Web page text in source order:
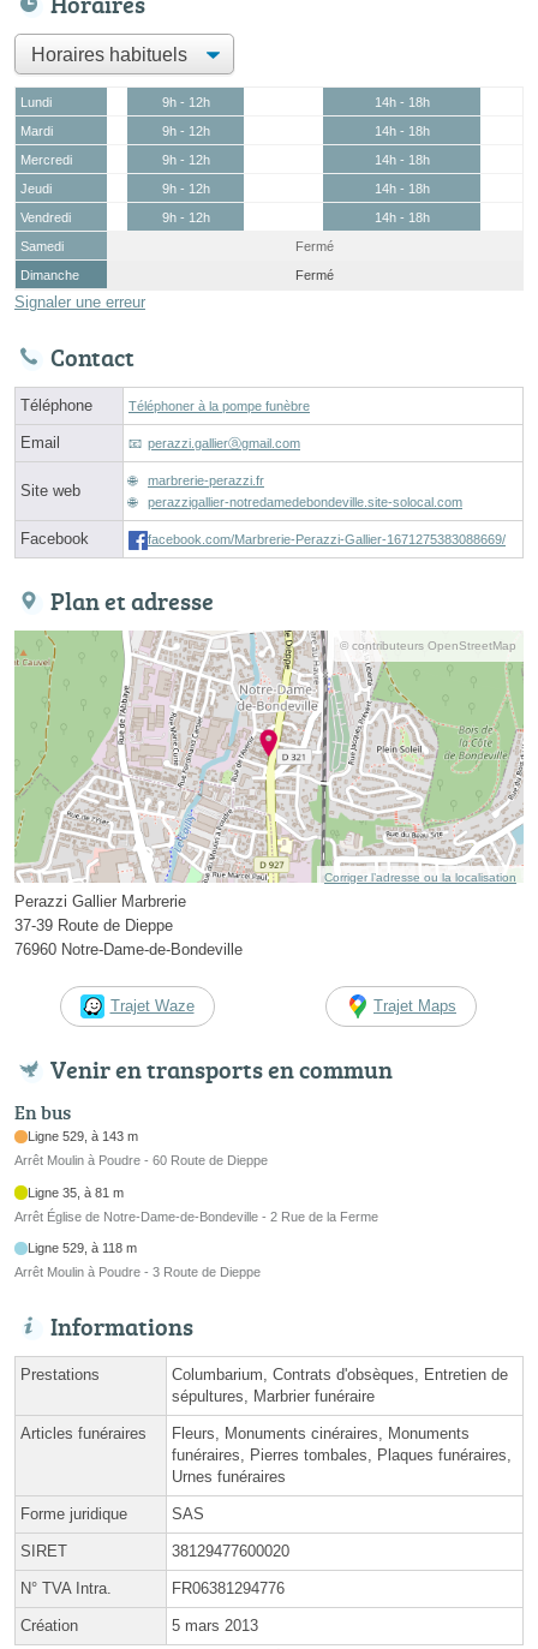
Lundi 9h - 12h
14h - 18h
Mardi
9h - 12h
14h - 18h
Mercredi
9h - 12h
14h - 18h
Jeudi
9h - 12h
14h - 18h
Vendredi
9h - 12h
14h - 18h
Samedi
Fermé
Dimanche
Fermé
Signaler une erreur
Contact
Téléphone Téléphoner à la pompe funèbre
Email perazzi.gallierⓐgmail.com
Site web
marbrerie-perazzi.fr
perazzigallier-notredamedebondeville.site-solocal.com
Facebook facebook.com/Marbrerie-Perazzi-Gallier-1671275383088669/
Plan et adresse
© contributeurs OpenStreetMap
Corriger l’adresse ou la localisation
Perazzi Gallier Marbrerie
37-39 Route de Dieppe
76960 Notre-Dame-de-Bondeville
Trajet Waze Trajet Maps
Venir en transports en commun
En bus
Ligne 529, à 143 m
Arrêt Moulin à Poudre - 60 Route de Dieppe
Ligne 35, à 81 m
Arrêt Église de Notre-Dame-de-Bondeville - 2 Rue de la Ferme
Ligne 529, à 118 m
Arrêt Moulin à Poudre - 3 Route de Dieppe
Informations
Prestations
Columbarium, Contrats d'obsèques, Entretien de
sépultures, Marbrier funéraire
Articles funéraires
Fleurs, Monuments cinéraires, Monuments
funéraires, Pierres tombales, Plaques funéraires,
Urnes funéraires
Forme juridique SAS
SIRET 38129477600020
N° TVA Intra. FR06381294776
Création 5 mars 2013